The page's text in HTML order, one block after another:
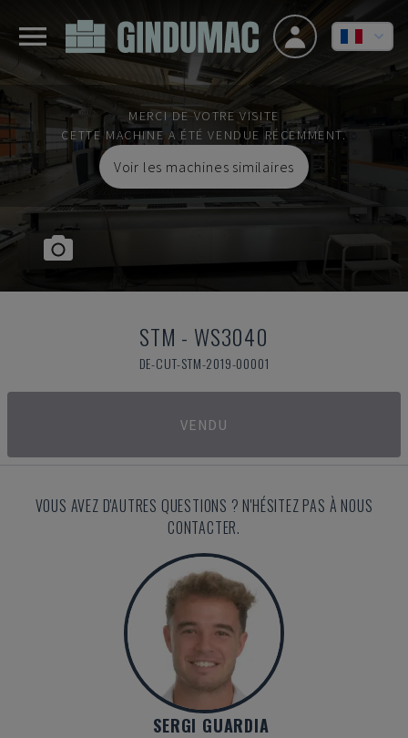
MERCI DE VOTRE VISITE
CETTE MACHINE A ÉTÉ VENDUE RÉCEMMENT.
Voir les machines similaires
STM - WS3040
DE-CUT-STM-2019-00001
VENDU
VOUS AVEZ D'AUTRES QUESTIONS ? N'HÉSITEZ PAS À NOUS
CONTACTER.
SERGI GUARDIA